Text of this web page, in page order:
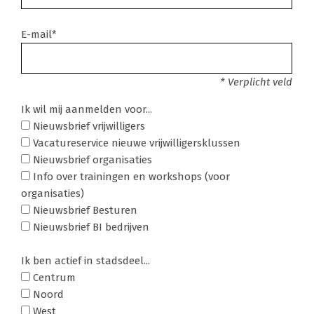
E-mail*
* Verplicht veld
Ik wil mij aanmelden voor...
Nieuwsbrief vrijwilligers
Vacatureservice nieuwe vrijwilligersklussen
Nieuwsbrief organisaties
Info over trainingen en workshops (voor
organisaties)
Nieuwsbrief Besturen
Nieuwsbrief BI bedrijven
Ik ben actief in stadsdeel...
Centrum
Noord
West